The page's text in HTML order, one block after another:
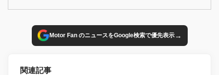
る。その力に合わせ様々な改良を行い、走行性、安定性も大
幅アップ。同時発表の特別仕様車とともにフラッグシップと
藤正賢（写真解説） PHOTO:平野 陽 MODEL:渡川もも
Motor Fan のニュースをGoogle検索で優先表示→
関連記事